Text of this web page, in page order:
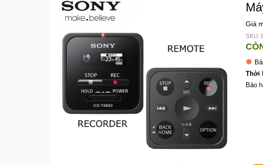
Giá
SKU:
Thời
Bảo